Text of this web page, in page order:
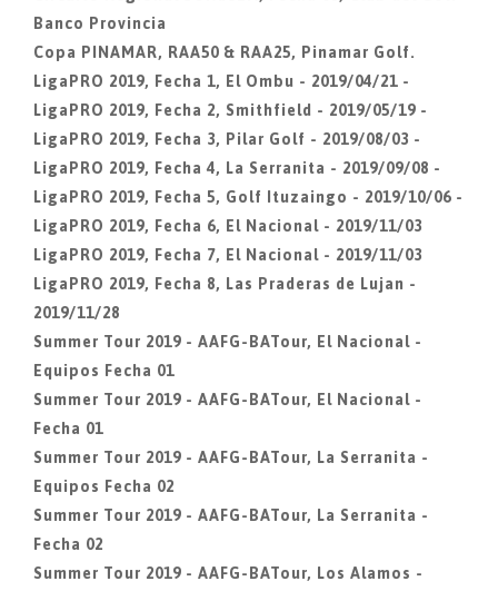
Banco Provincia
Copa PINAMAR, RAA50 & RAA25, Pinamar Golf.
LigaPRO 2019, Fecha 1, El Ombu - 2019/04/21 -
LigaPRO 2019, Fecha 2, Smithfield - 2019/05/19 -
LigaPRO 2019, Fecha 3, Pilar Golf - 2019/08/03 -
LigaPRO 2019, Fecha 4, La Serranita - 2019/09/08 -
LigaPRO 2019, Fecha 5, Golf Ituzaingo - 2019/10/06 -
LigaPRO 2019, Fecha 6, El Nacional - 2019/11/03
LigaPRO 2019, Fecha 7, El Nacional - 2019/11/03
LigaPRO 2019, Fecha 8, Las Praderas de Lujan -
2019/11/28
Summer Tour 2019 - AAFG-BATour, El Nacional -
Equipos Fecha 01
Summer Tour 2019 - AAFG-BATour, El Nacional -
Fecha 01
Summer Tour 2019 - AAFG-BATour, La Serranita -
Equipos Fecha 02
Summer Tour 2019 - AAFG-BATour, La Serranita -
Fecha 02
Summer Tour 2019 - AAFG-BATour, Los Alamos -